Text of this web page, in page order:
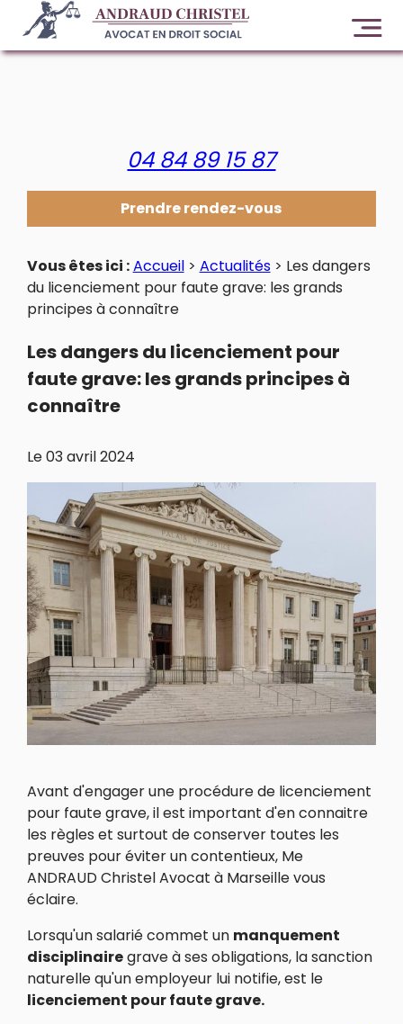
04 84 89 15 87
Prendre rendez-vous
Vous êtes ici :Accueil> Actualités> Les dangers
du licenciement pour faute grave: les grands
principes à connaître
Les dangers du licenciement pour
faute grave: les grands principes à
connaître
Le03 avril 2024
Avant d'engager une procédure de licenciement
pour faute grave, il est important d'en connaitre
les règles et surtout de conserver toutes les
preuves pour éviter un contentieux, Me
ANDRAUD Christel Avocat à Marseille vous
éclaire.
Lorsqu'un salarié commet un manquement
disciplinairegrave à ses obligations, la sanction
naturelle qu'un employeur lui notifie, est le
licenciement pour faute grave.
Panneau de gestion des cookies